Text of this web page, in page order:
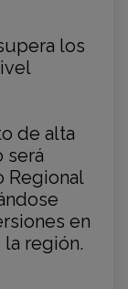
los
de alta
será
Regional
en
región.